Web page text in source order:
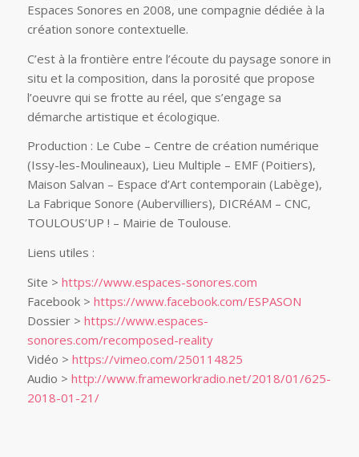
Espaces Sonores en 2008, une compagnie dédiée à la
création sonore contextuelle.
C’est à la frontière entre l’écoute du paysage sonore in
situ et la composition, dans la porosité que propose
l’oeuvre qui se frotte au réel, que s’engage sa
démarche artistique et écologique.
Production : Le Cube – Centre de création numérique
(Issy-les-Moulineaux), Lieu Multiple – EMF (Poitiers),
Maison Salvan – Espace d’Art contemporain (Labège),
La Fabrique Sonore (Aubervilliers), DICRéAM – CNC,
TOULOUS’UP ! – Mairie de Toulouse.
Liens utiles :
Site > https://www.espaces-sonores.com
Facebook > https://www.facebook.com/ESPASON
Dossier > https://www.espaces-
sonores.com/recomposed-reality
Vidéo > https://vimeo.com/250114825
Audio > http://www.frameworkradio.net/2018/01/625-
2018-01-21/